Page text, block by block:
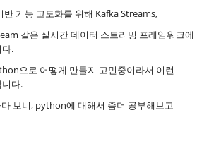
반 기능 고도화를 위해 Kafka Streams,
같은 실시간 데이터 스트리밍 프레임워크에
.
으로 어떻게 만들지 고민중이라서 이런
다.
보니, python에 대해서 좀더 공부해보고